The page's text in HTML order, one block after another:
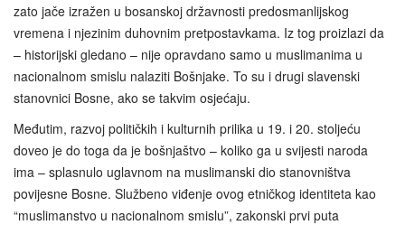
zato jače izražen u bosanskoj državnosti predosmanlijskog
vremena i njezinim duhovnim pretpostavkama. Iz tog proizlazi da
– historijski gledano – nije opravdano samo u muslimanima u
nacionalnom smislu nalaziti Bošnjake. To su i drugi slavenski
stanovnici Bosne, ako se takvim osjećaju.
Međutim, razvoj političkih i kulturnih prilika u 19. i 20. stoljeću
doveo je do toga da je bošnjaštvo – koliko ga u svijesti naroda
ima – splasnulo uglavnom na muslimanski dio stanovništva
povijesne Bosne. Službeno viđenje ovog etničkog identiteta kao
“muslimanstvo u nacionalnom smislu”, zakonski prvi puta